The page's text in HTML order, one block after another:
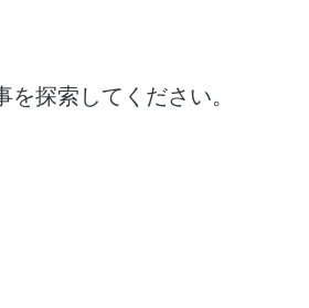
探索してください。